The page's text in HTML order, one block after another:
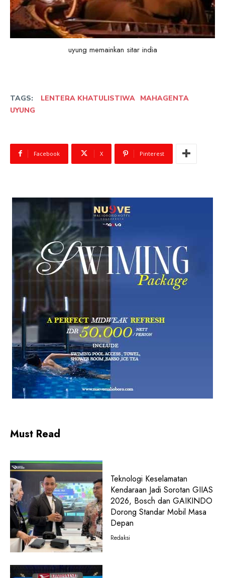
uyung memainkan sitar india
TAGS: LENTERA KHATULISTIWA MAHAGENTA
UYUNG
Facebook X Pinterest
Must Read
Teknologi Keselamatan
Kendaraan Jadi Sorotan GIIAS
2026, Bosch dan GAIKINDO
Dorong Standar Mobil Masa
Depan
Redaksi